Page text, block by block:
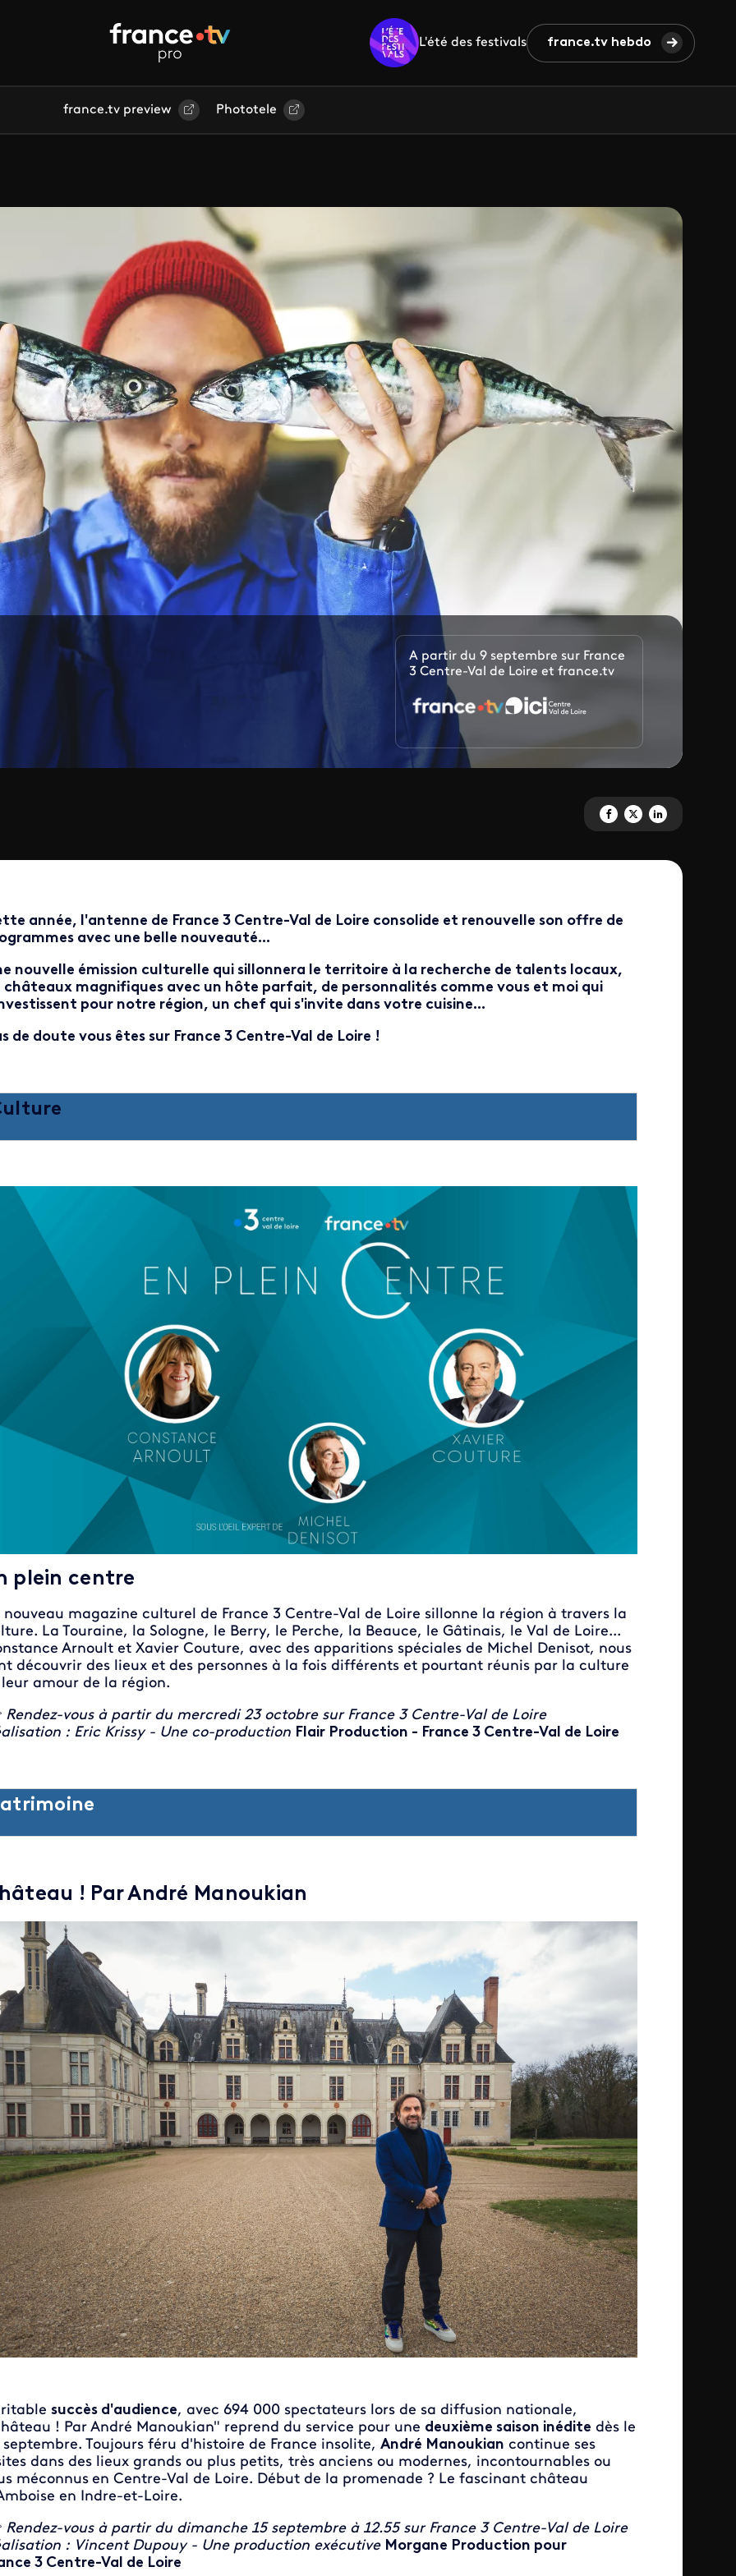
L'été des festivals france.tv hebdo
france.tv preview Phototele
A partir du 9 septembre sur France
3 Centre-Val de Loire et france.tv
Partagez 'Magazines' sur
Partagez 'Magazines' sur
Partagez
année, l'antenne de France 3 Centre-Val de Loire consolide et renouvelle son offre de
avec une belle nouveauté...
nouvelle émission culturelle qui sillonnera le territoire à la recherche de talents locaux,
châteaux magnifiques avec un hôte parfait, de personnalités comme vous et moi qui
pour notre région, un chef qui s'invite dans votre cuisine...
de doute vous êtes sur France 3 Centre-Val de Loire !
plein centre
nouveau magazine culturel de France 3 Centre-Val de Loire sillonne la région à travers la
La Touraine, la Sologne, le Berry, le Perche, ​la Beauce, le Gâtinais, le Val de Loire...
Arnoult et Xavier Couture, avec des apparitions spéciales de Michel Denisot, nous
découvrir des lieux et des personnes à la fois différents et pourtant réunis par la culture
amour de la région.
Rendez-vous à partir du mercredi 23 octobre sur France 3 Centre-Val de Loire
: Eric Krissy - Une co-production Flair Production - France 3 Centre-Val de Loire
! Par André Manoukian
succès d'audience, avec 694 000 spectateurs lors de sa diffusion nationale,
! Par André Manoukian" reprend du service pour une deuxième saison inédite dès le
septembre. Toujours féru d'histoire de France insolite, André Manoukian continue ses
dans des lieux grands ou plus petits, très anciens ou modernes, incontournables ou
méconnus en Centre-Val de Loire. Début de la promenade ? Le fascinant château
en Indre-et-Loire.
Rendez-vous à partir du dimanche 15 septembre à 12.55 sur France 3 Centre-Val de Loire
: Vincent Dupouy - Une production exécutive Morgane Production pour
3 Centre-Val de Loire